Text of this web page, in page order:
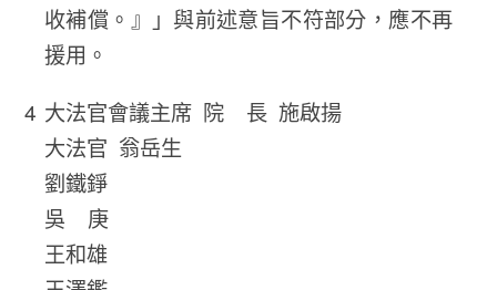
收補償。』」與前述意旨不符部分，應不再
援用。
大法官會議主席 院 長 施啟揚
大法官 翁岳生
劉鐵錚
吳 庚
王和雄